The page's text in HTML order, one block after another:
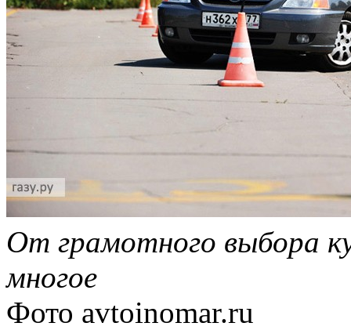
От грамотного выбора
многое
Фото avtoinomar.ru